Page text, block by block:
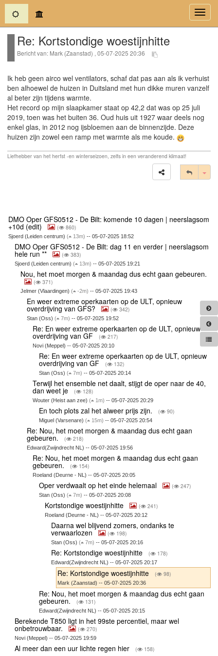
(current)
Re: Kortstondige woestijnhitte
Bericht van: Mark (Zaanstad) , 05-07-2025 20:36
Ik heb geen airco wel ventilators, schaf dat pas aan als ik verhuist
ben alhoewel de huizen in Duitsland met hun dikke muren vanzelf
al beter zijn tijdens warmte.
Het record op mijn slaapkamer staat op 42,2 dat was op 25 juli
2019, toen was het buiten 36. Oud huis uit 1927 waar deels nog
enkel glas, in 2012 nog ijsbloemen aan de binnenzijde. Deze
huizen zijn zowel een ramp met warmte als me koude.
Liefhebber van het herfst -en winterseizoen, zelfs in een veranderend klimaat!
DMO Oper GFS0512 - De Bilt: komende 10 dagen | neerslagsom
+10d (edit) ( 860)
Sjoerd (Leiden centrum) ( 13m) -- 05-07-2025 18:52
DMO Oper GFS0512 - De Bilt: dag 11 en verder | neerslagsom
hele run ** ( 383)
Sjoerd (Leiden centrum) ( 13m) -- 05-07-2025 19:21
Nou, het moet morgen & maandag dus echt gaan gebeuren.
( 371)
Jelmer (Vlaardingen)( -2m) -- 05-07-2025 19:43
En weer extreme operkaarten op de ULT, opnieuw
overdrijving van GFS? ( 342)
Stan (Oss) ( 7m) -- 05-07-2025 19:52
Re: En weer extreme operkaarten op de ULT, opnieuw
overdrijving van GF ( 217)
Novi (Meppel) -- 05-07-2025 20:10
Re: En weer extreme operkaarten op de ULT, opnieuw
overdrijving van GF ( 132)
Stan (Oss) ( 7m) -- 05-07-2025 20:14
Terwijl het ensemble net daalt, stijgt de oper naar de 40,
dan weet je ( 128)
Wouter (Heist aan zee)( 1m) -- 05-07-2025 20:29
En toch plots zal het alweer prijs zijn. ( 90)
Miguel (Varsenare) ( 15m) -- 05-07-2025 20:54
Re: Nou, het moet morgen & maandag dus echt gaan
gebeuren. ( 218)
Edward(Zwijndrecht NL) -- 05-07-2025 19:56
Re: Nou, het moet morgen & maandag dus echt gaan
gebeuren. ( 154)
Roeland (Deurne - NL) -- 05-07-2025 20:05
Oper verdwaalt op het einde helemaal ( 247)
Stan (Oss) ( 7m) -- 05-07-2025 20:08
Kortstondige woestijnhitte ( 241)
Roeland (Deurne - NL) -- 05-07-2025 20:12
Daarna wel blijvend zomers, ondanks te
verwaarlozen ( 198)
Stan (Oss) ( 7m) -- 05-07-2025 20:16
Re: Kortstondige woestijnhitte ( 178)
Edward(Zwijndrecht NL) -- 05-07-2025 20:17
Re: Kortstondige woestijnhitte ( 98)
Mark (Zaanstad) -- 05-07-2025 20:36
Re: Nou, het moet morgen & maandag dus echt gaan
gebeuren. ( 131)
Edward(Zwijndrecht NL) -- 05-07-2025 20:15
Berekende T850 ligt in het 99ste percentiel, maar wel
onbetrouwbaar. ( 270)
Novi (Meppel) -- 05-07-2025 19:59
Al meer dan een uur lichte regen hier ( 158)